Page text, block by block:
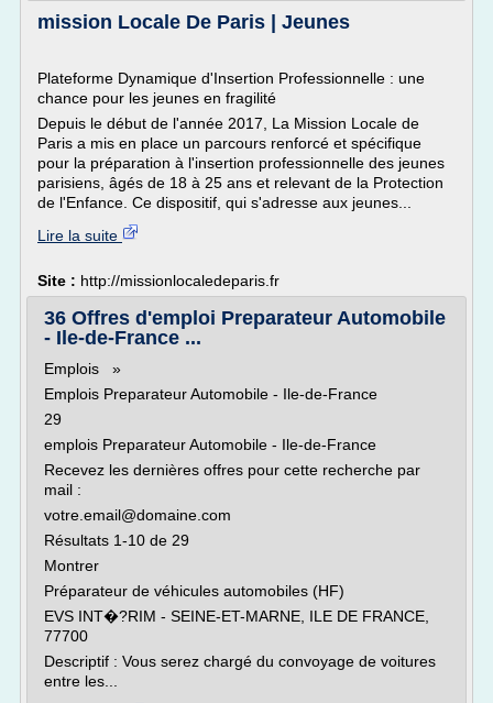
mission Locale De Paris | Jeunes
Plateforme Dynamique d'Insertion Professionnelle : une
chance pour les jeunes en fragilité
Depuis le début de l'année 2017, La Mission Locale de
Paris a mis en place un parcours renforcé et spécifique
pour la préparation à l'insertion professionnelle des jeunes
parisiens, âgés de 18 à 25 ans et relevant de la Protection
de l'Enfance. Ce dispositif, qui s'adresse aux jeunes...
Lire la suite
Site : http://missionlocaledeparis.fr
36 Offres d'emploi Preparateur Automobile
- Ile-de-France ...
Emplois »
Emplois Preparateur Automobile - Ile-de-France
29
emplois Preparateur Automobile - Ile-de-France
Recevez les dernières offres pour cette recherche par
mail :
votre.email@domaine.com
Résultats 1-10 de 29
Montrer
Préparateur de véhicules automobiles (HF)
EVS INT�?RIM - SEINE-ET-MARNE, ILE DE FRANCE,
77700
Descriptif : Vous serez chargé du convoyage de voitures
entre les...